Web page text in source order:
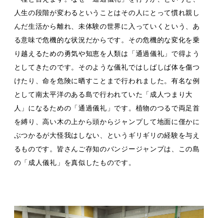
人生の段階が変わるということはその人にとって慣れ親し
んだ生活から離れ、未体験の世界に入っていくという、あ
る意味で危機的な状況だからです。その危機的な変化を乗
り越えるための勇気や知恵を人類は「通過儀礼」で得よう
としてきたのです。そのような儀礼ではしばしば体を傷つ
けたり、命を危険に晒すことまで行われました。有名な例
として南太平洋のある島で行われていた「成人つまり大
人」になるための「通過儀礼」です。植物のつるで両足首
を縛り、高い木の上から頭からジャンプして地面に僅かに
ぶつかるが大怪我はしない、というギリギリの経験を与え
るものです。皆さんご存知のバンジージャンプは、この島
の「成人儀礼」を真似したものです。